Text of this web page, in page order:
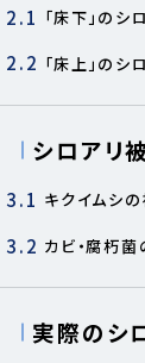
2.1 「床下」の
2.2 「床上」の
シロアリ
3.1 キクイムシ
3.2 カビ・腐朽
実際のシ